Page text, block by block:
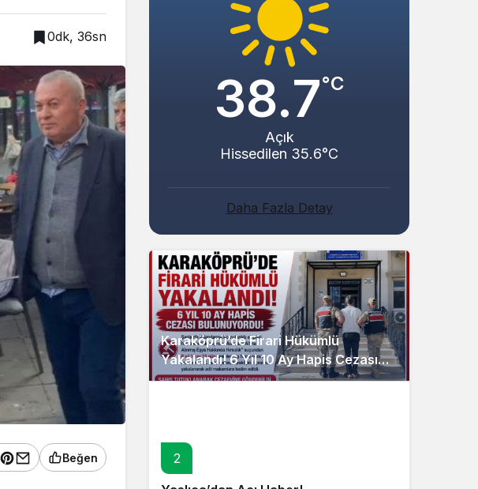
0dk, 36sn
Beğen
38.7°C
Açık
Hissedilen 35.6°C
Daha Fazla Detay
Karaköprü’de Firari Hükümlü
Yakalandı! 6 Yıl 10 Ay Hapis Cezası
Bulunuyordu!
2